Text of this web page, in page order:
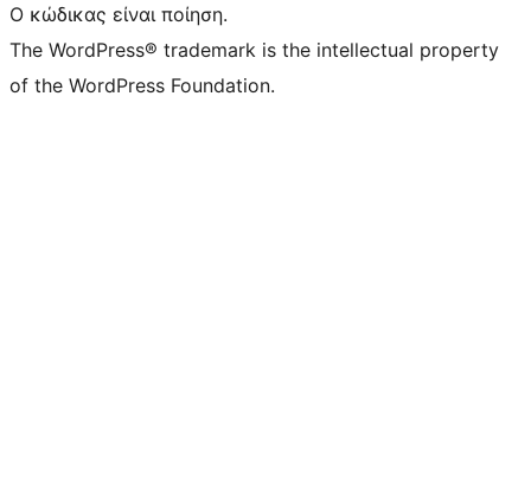
Ο κώδικας είναι ποίηση.
The WordPress® trademark is the intellectual property
of the WordPress Foundation.